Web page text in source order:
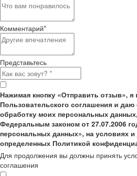
Комментарий*
Представьтесь
Нажимая кнопку «Отправить отзыв»,
Пользовательского соглашения и даю
обработку моих персональных
Федеральным законом от 27.07.2006
персональных данных», на условиях
определенных Политикой
Для продолжения вы должны принять
соглашения